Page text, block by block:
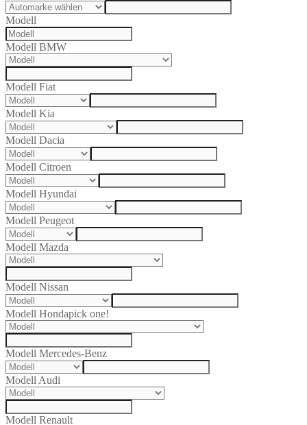
Modell
Modell BMW
Modell Fiat
Modell Kia
Modell Dacia
Modell Citroen
Modell Hyundai
Modell Peugeot
Modell Mazda
Modell Nissan
Modell Hondapick one!
Modell Mercedes-Benz
Modell Audi
Modell Renault